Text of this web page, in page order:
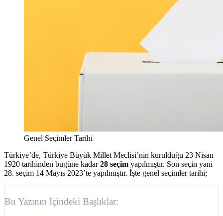
Genel Seçimler Tarihi
Türkiye’de, Türkiye Büyük Millet Meclisi’nin kurulduğu 23 Nisan
1920 tarihinden bugüne kadar28 seçim yapılmıştır. Son seçin yani
28. seçim 14 Mayıs 2023’te yapılmıştır. İşte genel seçimler tarihi;
Bu Yazının İçindeki Başlıklar: